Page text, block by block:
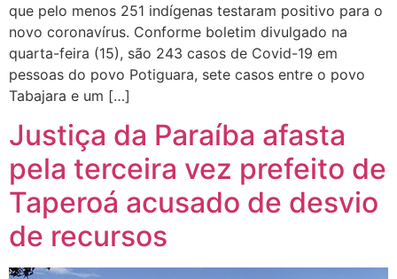
que pelo menos 251 indígenas testaram positivo para o
novo coronavírus. Conforme boletim divulgado na
quarta-feira (15), são 243 casos de Covid-19 em
pessoas do povo Potiguara, sete casos entre o povo
Tabajara e um […]
Justiça da Paraíba afasta
pela terceira vez prefeito de
Taperoá acusado de desvio
de recursos